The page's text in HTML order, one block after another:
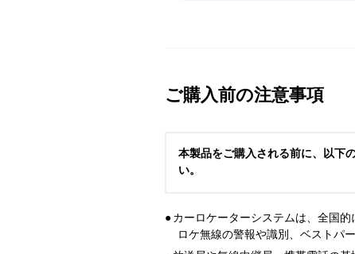
ご購入前の注意事項
本製品をご購入される前に、以下
い。
● カーロケーターシステムは、全国
ロケ無線の警報や識別、ベストパ